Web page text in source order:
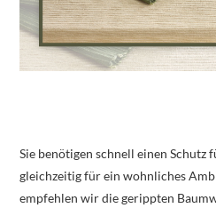
Sie benötigen schnell einen Schutz
gleichzeitig für ein wohnliches
empfehlen wir die gerippten